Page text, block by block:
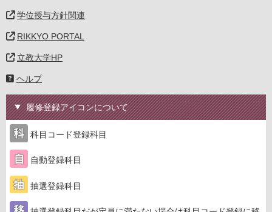
学位授与方針関連
RIKKYO PORTAL
立教大学HP
ヘルプ
履修登録アイコンについて
科目コード登録科目
自動登録科目
抽選登録科目